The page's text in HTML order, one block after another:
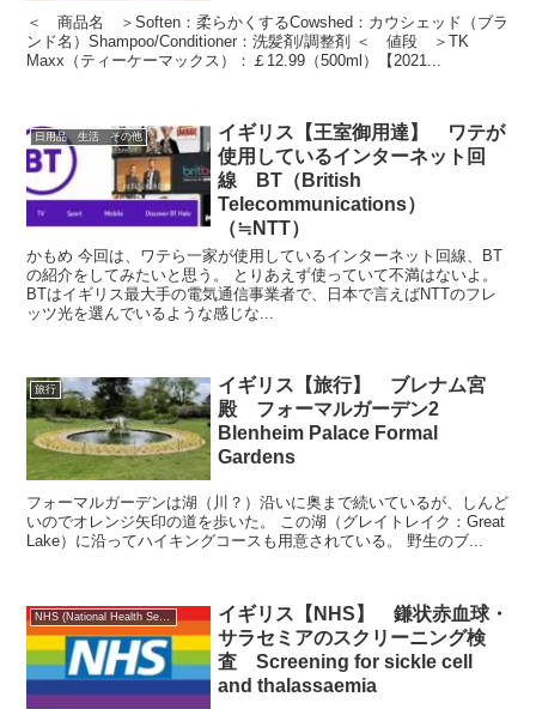
＜ 商品名 ＞Soften：柔らかくするCowshed：カウシェッド（ブラ
ンド名）Shampoo/Conditioner：洗髪剤/調整剤 ＜ 値段 ＞TK
Maxx（ティーケーマックス）：￡12.99（500ml）【2021...
日用品 生活 その他
イギリス【王室御用達】 ワテが
使用しているインターネット回
線 BT（British
Telecommunications）
（≒NTT）
かもめ 今回は、ワテら一家が使用しているインターネット回線、BT
の紹介をしてみたいと思う。 とりあえず使っていて不満はないよ。
BTはイギリス最大手の電気通信事業者で、日本で言えばNTTのフレ
ッツ光を選んでいるような感じな...
旅行
イギリス【旅行】 ブレナム宮
殿 フォーマルガーデン2
Blenheim Palace Formal
Gardens
フォーマルガーデンは湖（川？）沿いに奥まで続いているが、しんど
いのでオレンジ矢印の道を歩いた。 この湖（グレイトレイク：Great
Lake）に沿ってハイキングコースも用意されている。 野生のブ...
NHS (National Health Service)
イギリス【NHS】 鎌状赤血球・
サラセミアのスクリーニング検
査 Screening for sickle cell
and thalassaemia